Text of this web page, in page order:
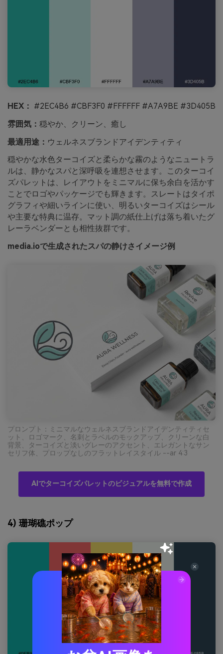
HEX： #2EC4B6 #CBF3F0 #FFFFFF #A7A9BE #3D405B
雰囲気： 穏やか、クリーン、癒し
最適用途： ウェルネスブランドアイデンティティ
穏やかな水色ターコイズと柔らかな霧のようなニュートラ
ルは、静かなスパと深呼吸を連想させます。このターコイ
ズパレットは、レイアウトをミニマルに保ち余白を活かす
ことでロゴやパッケージでも輝きます。スレートはタイポ
グラフィや細いラインに使い、明るいターコイズはシール
や主要な特典に温存。マット調の紙仕上げは落ち着いたグ
レーラベンダーとも相性抜群です。
media.ioで生成されたスパの静けさイメージ例
プロンプト：ミニマルなウェルネスブランドアイデンティティセ
ット、ロゴマーク、名刺とラベルのモックアップ、クリーンな白
背景、ターコイズと淡いグレーのアクセント、エレガントなサン
セリフ体、プロップなしのフラットレイスタイル --ar 4:3
AIでターコイズパレットのビジュアルを無料で作成
4) 珊瑚礁ポップ